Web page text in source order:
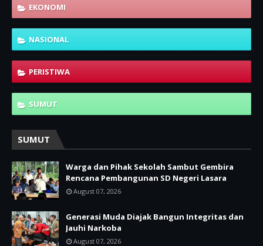
EKONOMI
NASIONAL
PERISTIWA
SUMUT
SUMUT
Warga dan Pihak Sekolah Sambut Gembira
Rencana Pembangunan SD Negeri Lasara
August 07, 2026
Generasi Muda Diajak Bangun Integritas dan
Jauhi Narkoba
August 07, 2026